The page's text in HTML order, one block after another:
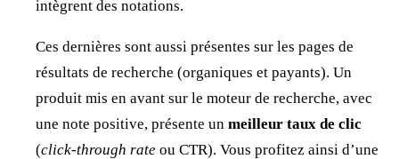
intègrent des notations.
Ces dernières sont aussi présentes sur les pages de
résultats de recherche (organiques et payants). Un
produit mis en avant sur le moteur de recherche, avec
une note positive, présente un meilleur taux de clic
(click-through rate ou CTR). Vous profitez ainsi d’une